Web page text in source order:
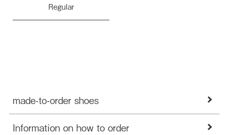
Regular
made-to-order shoes
Information on how to order